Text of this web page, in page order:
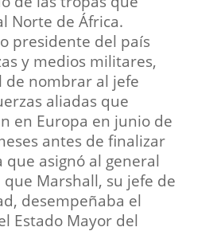
Norte de África.
presidente del país
y medios militares,
de nombrar al jefe
aliadas que
en Europa en junio de
antes de finalizar
que asignó al general
que Marshall, su jefe de
desempeñaba el
Estado Mayor del